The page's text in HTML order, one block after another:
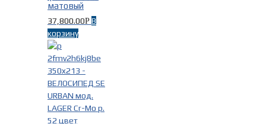
матовый
37,800.00Р В
корзину